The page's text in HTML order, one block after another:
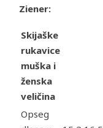
Ziener:
Skijaške
rukavice
muška i
ženska
veličina
Opseg